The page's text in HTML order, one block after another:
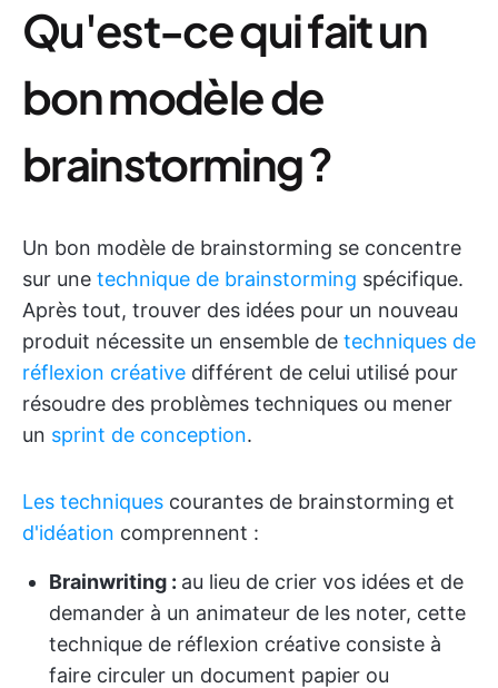
Qu'est-ce qui fait un
bon modèle de
brainstorming ?
Un bon modèle de brainstorming se concentre
sur une technique de brainstorming spécifique.
Après tout, trouver des idées pour un nouveau
produit nécessite un ensemble de techniques de
réflexion créative différent de celui utilisé pour
résoudre des problèmes techniques ou mener
un sprint de conception.
Les techniques courantes de brainstorming et
d'idéation comprennent :
Brainwriting : au lieu de crier vos idées et de
demander à un animateur de les noter, cette
technique de réflexion créative consiste à
faire circuler un document papier ou